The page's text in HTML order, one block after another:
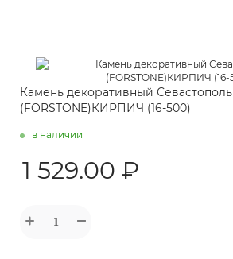
Камень декоративный Севастополь
(FORSTONE)КИРПИЧ (16-500)
в наличии
1 529.00 ₽